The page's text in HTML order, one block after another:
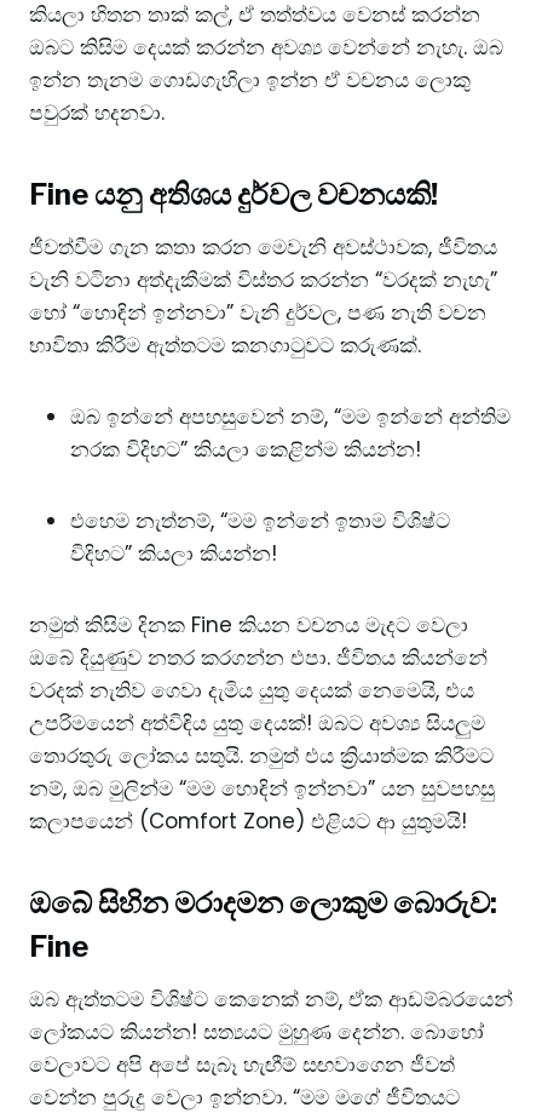
කියලා හිතන තාක් කල්, ඒ තත්ත්වය වෙනස් කරන්න
ඔබට කිසිම දෙයක් කරන්න අවශ්‍ය වෙන්නේ නැහැ. ඔබ
ඉන්න තැනම ගොඩගැහිලා ඉන්න ඒ වචනය ලොකු
පවුරක් හදනවා.
​Fine යනු අතිශය දුර්වල වචනයකි!
​ජීවත්වීම ගැන කතා කරන මෙවැනි අවස්ථාවක, ජීවිතය
වැනි වටිනා අත්දැකීමක් විස්තර කරන්න “වරදක් නැහැ”
හෝ “හොඳින් ඉන්නවා” වැනි දුර්වල, පණ නැති වචන
භාවිතා කිරීම ඇත්තටම කනගාටුවට කරුණක්.
​ඔබ ඉන්නේ අපහසුවෙන් නම්, “මම ඉන්නේ අන්තිම
නරක විදිහට” කියලා කෙළින්ම කියන්න!
​එහෙම නැත්නම්, “මම ඉන්නේ ඉතාම විශිෂ්ට
විදිහට” කියලා කියන්න!
​නමුත් කිසිම දිනක Fine කියන වචනය මැදට වෙලා
ඔබේ දියුණුව නතර කරගන්න එපා. ජීවිතය කියන්නේ
වරදක් නැතිව ගෙවා දැමිය යුතු දෙයක් නෙමෙයි, එය
උපරිමයෙන් අත්විඳිය යුතු දෙයක්! ඔබට අවශ්‍ය සියලුම
තොරතුරු ලෝකය සතුයි. නමුත් එය ක්‍රියාත්මක කිරීමට
නම්, ඔබ මුලින්ම “මම හොඳින් ඉන්නවා” යන සුවපහසු
කලාපයෙන් (Comfort Zone) එළියට ආ යුතුමයි!
ඔබේ සිහින මරාදමනලොකුම බොරුව:
Fine
​ඔබ ඇත්තටම විශිෂ්ට කෙනෙක් නම්, ඒක ආඩම්බරයෙන්
ලෝකයට කියන්න! සත්‍යයට මුහුණ දෙන්න. බොහෝ
වෙලාවට අපි අපේ සැබෑ හැඟීම් සඟවාගෙන ජීවත්
වෙන්න පුරුදු වෙලා ඉන්නවා. “මම මගේ ජීවිතයට